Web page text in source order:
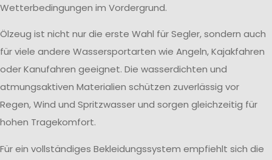
Wetterbedingungen im Vordergrund.
Ölzeug ist nicht nur die erste Wahl für Segler, sondern auch
für viele andere Wassersportarten wie Angeln, Kajakfahren
oder Kanufahren geeignet. Die wasserdichten und
atmungsaktiven Materialien schützen zuverlässig vor
Regen, Wind und Spritzwasser und sorgen gleichzeitig für
hohen Tragekomfort.
Für ein vollständiges Bekleidungssystem empfiehlt sich die